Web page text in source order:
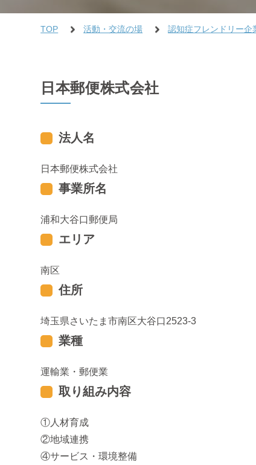
TOP 活動・交流の場 認知症フレンドリー企
日本郵便株式会社
法人名
日本郵便株式会社
事業所名
浦和大谷口郵便局
エリア
南区
住所
埼玉県さいたま市南区大谷口2523-3
業種
運輸業・郵便業
取り組み内容
人材育成
地域連携
サービス・環境整備